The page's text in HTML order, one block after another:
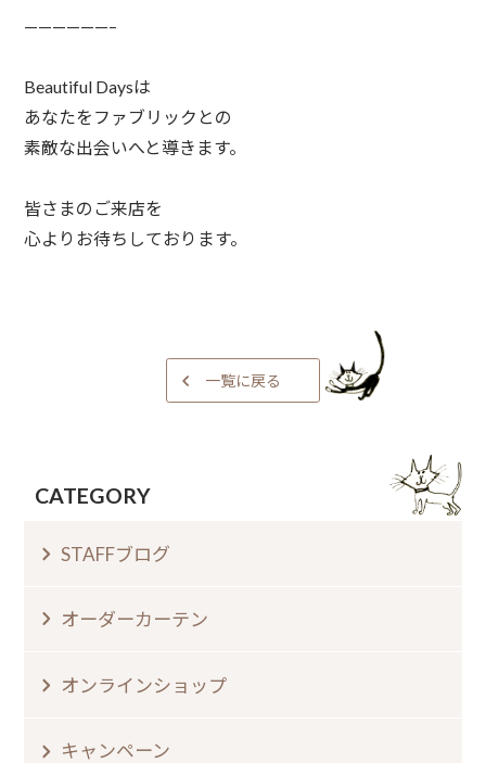
——————–⁠
Beautiful Daysは⁠
あなたをファブリックとの⁠
素敵な出会いへと導きます。⁠
皆さまのご来店を⁠
心よりお待ちしております。⁠
一覧に戻る
CATEGORY
STAFFブログ
オーダーカーテン
オンラインショップ
キャンペーン